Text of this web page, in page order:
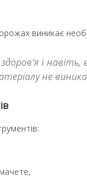
виникає
і
не